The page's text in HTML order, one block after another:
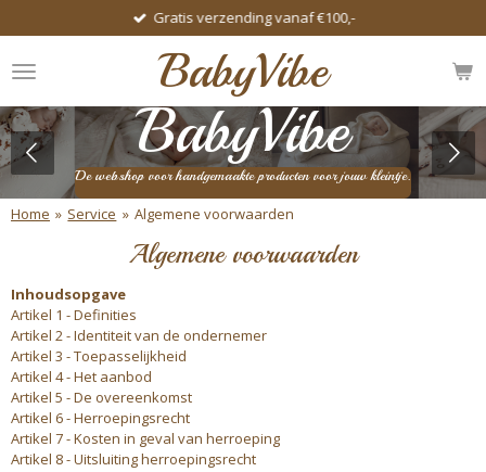
direct
naar
de
hoofdinhoud
BabyVibe
Gratis verzending vanaf €100,-
BabyVibe
De webshop voor handgemaakte producten voor jouw kleintje.
Home » Service » Algemene voorwaarden
Algemene voorwaarden
Inhoudsopgave
Artikel 1 - Definities
Artikel 2 - Identiteit van de ondernemer
Artikel 3 - Toepasselijkheid
Artikel 4 - Het aanbod
Artikel 5 - De overeenkomst
Artikel 6 - Herroepingsrecht
Artikel 7 - Kosten in geval van herroeping
Artikel 8 - Uitsluiting herroepingsrecht